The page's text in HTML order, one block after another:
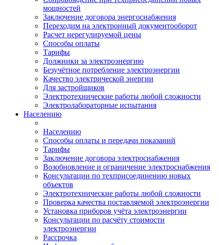
мощностей
Заключение договора энергоснабжения
Переходим на электронный документооборот
Расчет нерегулируемой цены
Способы оплаты
Тарифы
Должники за электроэнергию
Безучётное потребление электроэнергии
Качество электрической энергии
Для застройщиков
Электротехнические работы любой сложности
Электролабораторные испытания
Населению
Населению
Способы оплаты и передачи показаний
Тарифы
Заключение договора электроснабжения
Возобновление и ограничение электроснабжения
Консультации по техприсоединению новых
объектов
Электротехнические работы любой сложности
Проверка качества поставляемой электроэнергии
Установка приборов учёта электроэнергии
Консультации по расчёту стоимости
электроэнергии
Рассрочка